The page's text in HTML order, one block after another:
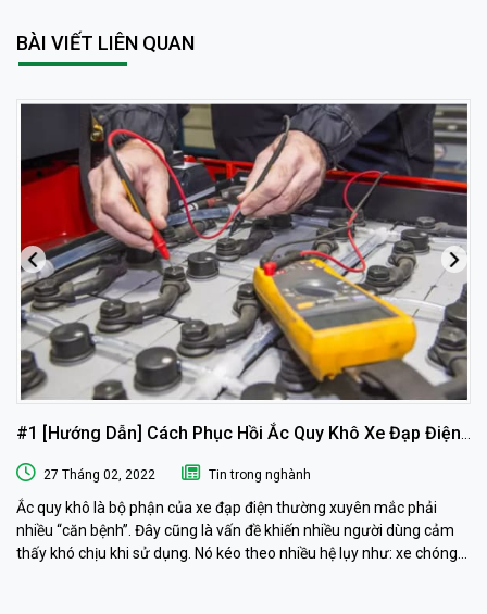
BÀI VIẾT LIÊN QUAN
#1 [Hướng Dẫn] Cách Phục Hồi Ắc Quy Khô Xe Đạp Điện
Tại Nhà
27 Tháng 02, 2022 Tin trong nghành
Ắc quy khô là bộ phận của xe đạp điện thường xuyên mắc phải
nhiều “căn bệnh”. Đây cũng là vấn đề khiến nhiều người dùng cảm
thấy khó chịu khi sử dụng. Nó kéo theo nhiều hệ lụy như: xe chóng